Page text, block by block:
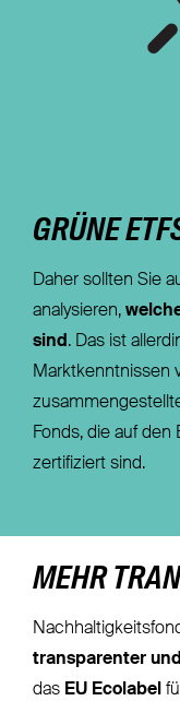
GRÜNE
Daher sollten Sie
analysieren,
sind . Das ist
Marktkenntnissen
Fonds, die auf den
zertifiziert sind.
MEHR
transparenter
das EU Ecolabel